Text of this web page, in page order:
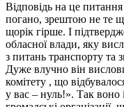
Відповідь на це
погано, зрештою не те
щорік гірше. І
обласної влади, яку
з питань транспорту та
Дуже влучно він
комітету , що
у вас – нуль!». Так воно